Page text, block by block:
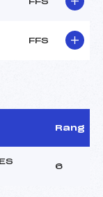
FFS
Rang
6